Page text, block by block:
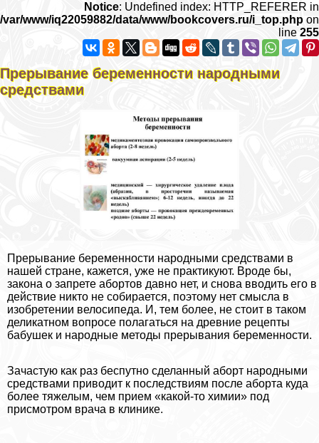
Notice: Undefined index: HTTP_REFERER in
/var/www/iq22059882/data/www/bookcovers.ru/i_top.php on
line 255
Прерывание беременности народными
средствами
Прерывание беременности народными средствами в
нашей стране, кажется, уже не пpaктикуют. Вроде бы,
закона о запрете aбopтов давно нет, и снова вводить его в
действие никто не собирается, поэтому нет смысла в
изобретении велосипеда. И, тем более, не стоит в таком
деликатном вопросе полагаться на древние рецепты
бабушек и народные методы прерывания беременности.
Зачастую как раз беспутно сделанный aбopт народными
средствами приводит к последствиям после aбopта куда
более тяжелым, чем прием «какой-то химии» под
присмотром врача в клинике.